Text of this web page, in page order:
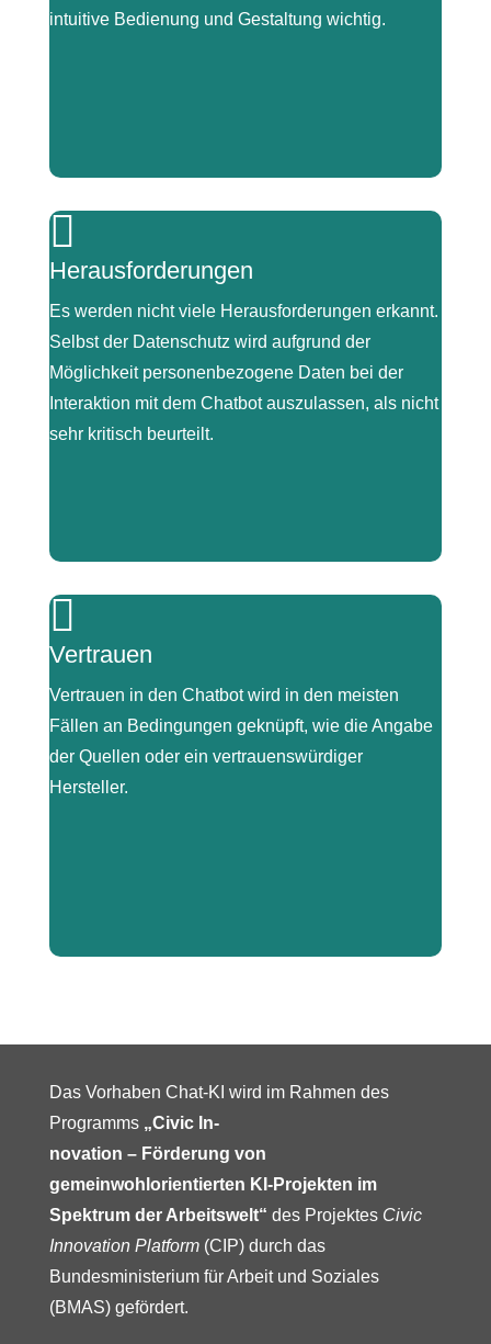
intuitive Bedienung und Gestaltung wichtig.
|
wir auch (…) noch mal genauer nachlesen
können.“
„eine gute Darstellung endgeräteunabhängig,
finde ich immer wichtig.“

Herausforderungen
Es werden nicht viele Herausforderungen erkannt.
Selbst der Datenschutz wird aufgrund der
Möglichkeit personenbezogene Daten bei der
Interaktion mit dem Chatbot auszulassen, als nicht
sehr kritisch beurteilt.
|
ne, was man, was man dort für Informationen
reingibt. Vielleicht muss das halt von vornherein
klar sein, (…), dass dort keine DSGVO-
nichtkonformen Sachen reinkommen.“

Vertrauen
Vertrauen in den Chatbot wird in den meisten
Fällen an Bedingungen geknüpft, wie die Angabe
der Quellen oder ein vertrauenswürdiger
Hersteller.
wenn dieser Chatbot von einer bestimmten Seite
„ich hätte dann schon gerne auf jeden Fall immer
eine Quelle dazu.“
Das Vorhaben Chat-KI wird im Rahmen des
Programms „Civic In-
novation – Förderung von
gemeinwohlorientierten KI-Projekten im
Spektrum der Arbeitswelt“ des Projektes Civic
Innovation Platform(CIP) durch das
Bundesministerium für Arbeit und Soziales
(BMAS) gefördert.